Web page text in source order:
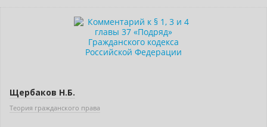
Щербаков Н.Б.
Теория гражданского права